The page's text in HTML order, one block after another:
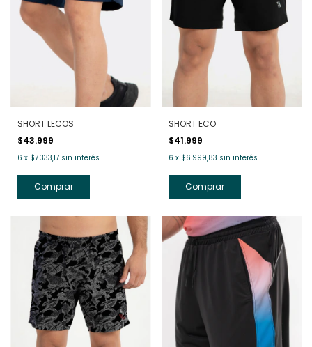
SHORT LECOS
$43.999
6 x $7.333,17 sin interés
Comprar
SHORT ECO
$41.999
6 x $6.999,83 sin interés
Comprar